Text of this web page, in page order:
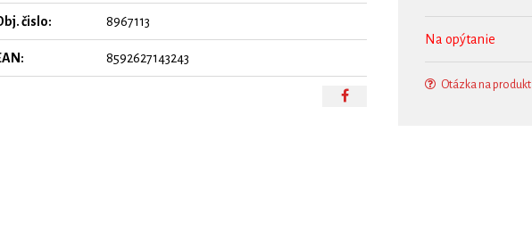
Na opýtanie
Otázka na produkt
čislo: 8967113
8592627143243